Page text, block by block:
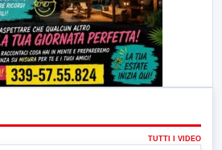
TUTTI I VIDEO